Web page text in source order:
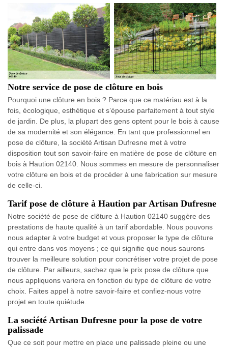
Notre service de pose de clôture en bois
Pourquoi une clôture en bois ? Parce que ce matériau est à la
fois, écologique, esthétique et s’épouse parfaitement à tout style
de jardin. De plus, la plupart des gens optent pour le bois à cause
de sa modernité et son élégance. En tant que professionnel en
pose de clôture, la société Artisan Dufresne met à votre
disposition tout son savoir-faire en matière de pose de clôture en
bois à Haution 02140. Nous sommes en mesure de personnaliser
votre clôture en bois et de procéder à une fabrication sur mesure
de celle-ci.
Tarif pose de clôture à Haution par Artisan Dufresne
Notre société de pose de clôture à Haution 02140 suggère des
prestations de haute qualité à un tarif abordable. Nous pouvons
nous adapter à votre budget et vous proposer le type de clôture
qui entre dans vos moyens ; ce qui signifie que nous saurons
trouver la meilleure solution pour concrétiser votre projet de pose
de clôture. Par ailleurs, sachez que le prix pose de clôture que
nous appliquons variera en fonction du type de clôture de votre
choix. Faites appel à notre savoir-faire et confiez-nous votre
projet en toute quiétude.
La société Artisan Dufresne pour la pose de votre
palissade
Que ce soit pour mettre en place une palissade pleine ou une